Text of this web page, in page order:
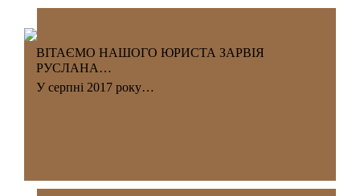
ВІТАЄМО НАШОГО ЮРИСТА ЗАРВІЯ
РУСЛАНА…
У серпні 2017 року…